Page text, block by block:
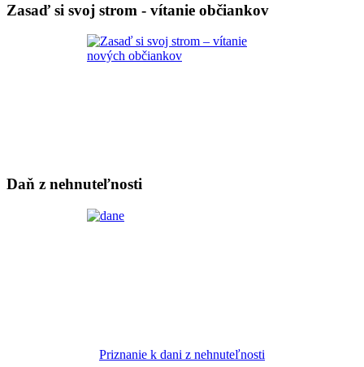
Zasaď si svoj strom - vítanie občiankov
Daň z nehnuteľnosti
Priznanie k dani z nehnuteľnosti